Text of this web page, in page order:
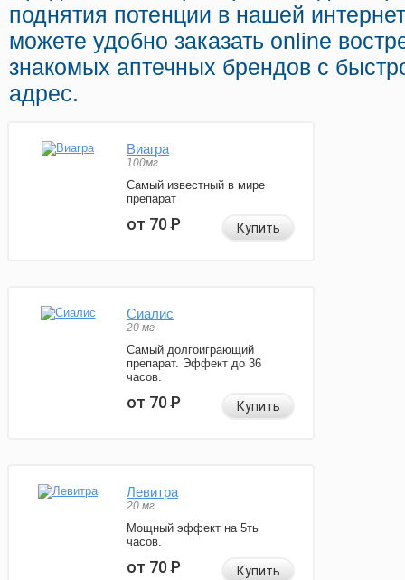
поднятия потенции в нашей
можете удобно заказать online
знакомых аптечных брендов с
адрес.
Виагра
100мг
Самый известный в мире
препарат
от 70Р Купить
Сиалис
20 мг
Самый долгоиграющий
препарат. Эффект до 36
часов.
от 70Р Купить
Левитра
20 мг
Мощный эффект на 5ть
часов.
от 70Р Купить